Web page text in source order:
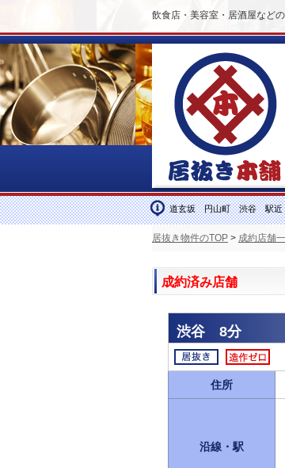
飲食店・美容室・居酒屋など
道玄坂 円山町 渋谷 駅近
居抜き物件のTOP > 成約店舗
成約済み店舗
渋谷 8分
住所
沿線・駅